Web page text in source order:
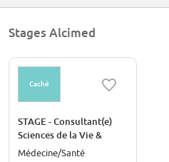
Stages Alcimed
Caché
STAGE - Consultant(e)
Sciences de la Vie &
Politiques Publiques de
Médecine/Santé